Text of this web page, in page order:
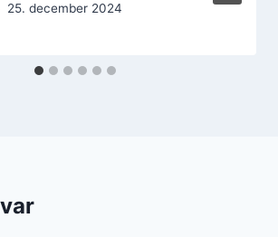
25. december 2024